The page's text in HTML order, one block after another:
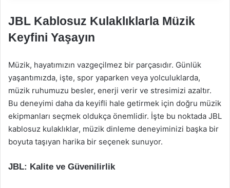
JBL Kablosuz Kulaklıklarla Müzik
Keyfini Yaşayın
Müzik, hayatımızın vazgeçilmez bir parçasıdır. Günlük
yaşantımızda, işte, spor yaparken veya yolculuklarda,
müzik ruhumuzu besler, enerji verir ve stresimizi azaltır.
Bu deneyimi daha da keyifli hale getirmek için doğru müzik
ekipmanları seçmek oldukça önemlidir. İşte bu noktada JBL
kablosuz kulaklıklar, müzik dinleme deneyiminizi başka bir
boyuta taşıyan harika bir seçenek sunuyor.
JBL: Kalite ve Güvenilirlik